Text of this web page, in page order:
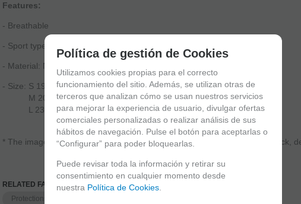
Features:
- Breathable
- Sport type: Roller Derby, Action Sports, Skating, Skateboarding
- Material: Neoprene
- Size: S 19 - 20cm (7.5 - 7.9in)
M 20 - 23cm (7.9 - 9in)
L 23 - 26cm (9 - 10in)
* The image may not correspond exactly, palm protection may come in black,
RELATED FAMILIES
Protections
Política de gestión de Cookies
Utilizamos cookies propias para el correcto
funcionamiento del sitio. Además, se utilizan otras de
terceros que analizan cómo se usan nuestros servicios
para mejorar la experiencia de usuario, divulgar ofertas
comerciales personalizadas o realizar análisis de sus
hábitos de navegación. Pulse el botón para aceptarlas o
“Configurar” para poder bloquearlas.
Puede revisar toda la información y retirar su
consentimiento en cualquier momento desde
nuestra Política de Cookies